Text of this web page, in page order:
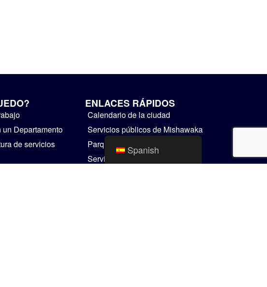
un Departamento
de servicios
ENLACES RÁPIDOS
Calendario de la ciudad
Servicios públicos de Mishawaka
Parques y Recreación
Servicios Residenciales
Spanish